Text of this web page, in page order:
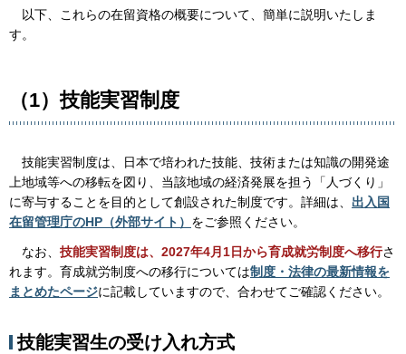
以下、これらの在留資格の概要について、簡単に説明いたしま
す。
（1）技能実習制度
技能実習制度は、日本で培われた技能、技術または知識の開発途
上地域等への移転を図り、当該地域の経済発展を担う「人づくり」
に寄与することを目的として創設された制度です。詳細は、 出入国
在留管理庁のHP（外部サイト） をご参照ください。
なお、 技能実習制度は、2027年4月1日から育成就労制度へ移行さ
れます。育成就労制度への移行については制度・法律の最新情報を
まとめたページに記載していますので、合わせてご確認ください。
技能実習生の受け入れ方式